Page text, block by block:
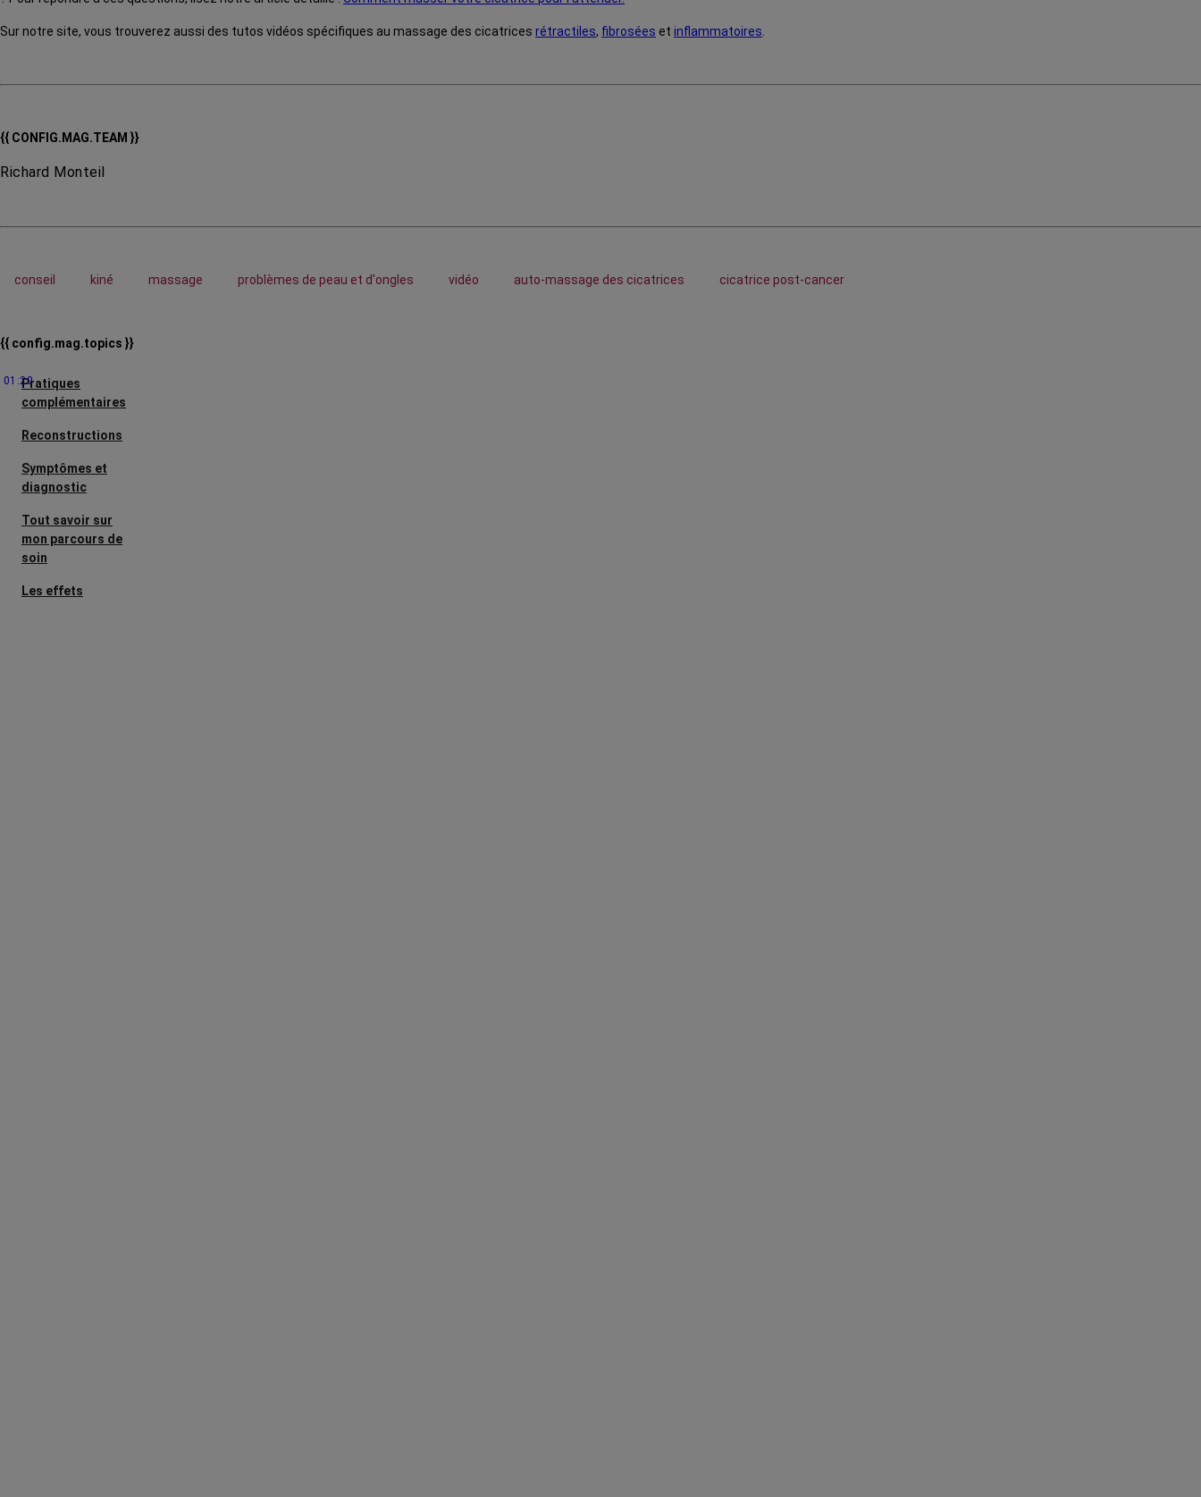
Sur notre site, vous trouverez aussi des tutos vidéos spécifiques au massage des cicatrices rétractiles, fibrosées et inflammatoires.
{{ CONFIG.MAG.TEAM }}
Richard Monteil
conseil kiné massage problèmes de peau et d'ongles vidéo auto-massage des cicatrices cicatrice post-cancer
{{ config.mag.topics }}
Pratiques
complémentaires
Reconstructions
Symptômes et
diagnostic
Tout savoir sur
mon parcours de
soin
Les effets
01:20